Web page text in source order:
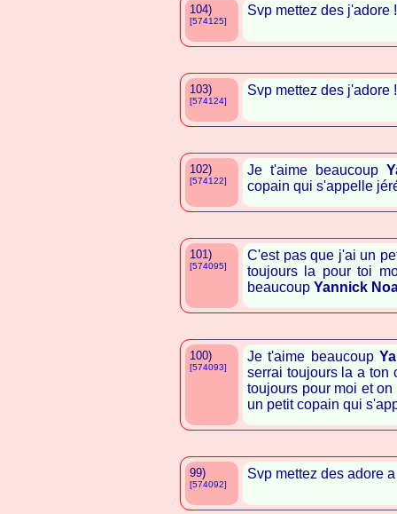
104)
[574125]
Svp mettez des j'adore
103)
[574124]
Svp mettez des j'adore !
102)
[574122]
Je t'aime beaucoup
copain qui s'appelle
101)
[574095]
C'est pas que j'ai un
toujours la pour toi
beaucoup Yannick
100)
[574093]
Je t'aime beaucoup
serrai toujours la a ton
toujours pour moi et
un petit copain qui
99)
[574092]
Svp mettez des adore